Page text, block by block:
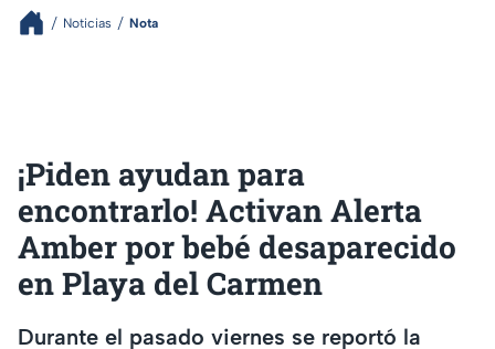
Noticias Nota
¡Piden ayudan para
encontrarlo! Activan Alerta
Amber por bebé desaparecido
en Playa del Carmen
Durante el pasado viernes se reportó la